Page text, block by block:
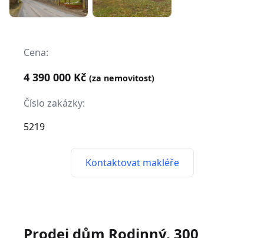
Cena:
4 390 000 Kč (za nemovitost)
Číslo zakázky:
5219
Kontaktovat makléře
Prodej dům Rodinný, 300